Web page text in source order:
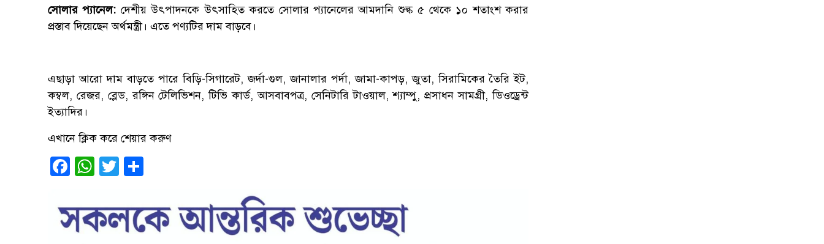
সোলার প্যানেল: দেশীয় উৎপাদনকে উৎসাহিত করতে সোলার প্যানেলের আমদানি শুল্ক ৫ থেকে ১০ শতাংশ করার
প্রস্তাব দিয়েছেন অর্থমন্ত্রী। এতে পণ্যটির দাম বাড়বে।
এছাড়া আরো দাম বাড়তে পারে বিড়ি-সিগারেট, জর্দা-গুল, জানালার পর্দা, জামা-কাপড়, জুতা, সিরামিকের তৈরি ইট,
কম্বল, রেজর, ব্লেড, রঙ্গিন টেলিভিশন, টিভি কার্ড, আসবাবপত্র, সেনিটারি টাওয়াল, শ্যাম্পু, প্রসাধন সামগ্রী, ডিওড্রেন্ট
ইত্যাদির।
এখানে ক্লিক করে শেয়ার করুণ
Facebook
WhatsApp
Twitter